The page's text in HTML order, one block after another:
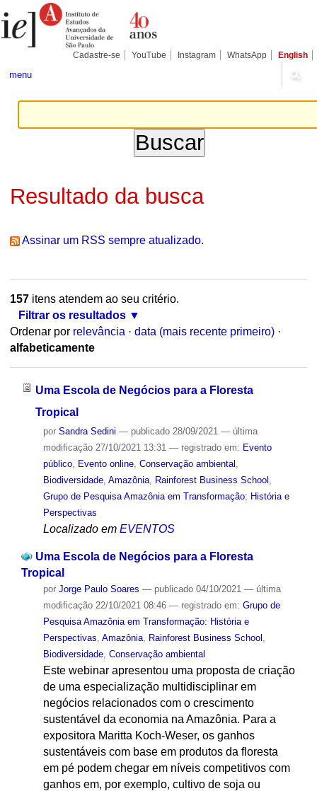
para
conteúdo.
Pessoais
Cadastre-se YouTube Instagram WhatsApp English
menu
Resultado da busca
Assinar um RSS sempre atualizado.
157itens atendem ao seu critério.
Filtrar os resultados
Ordenar por relevância · data (mais recente primeiro) ·
alfabeticamente
Uma Escola de Negócios para a Floresta
Tropical
por Sandra Sedini — publicado28/09/2021 — última
modificação27/10/2021 13:31 — registrado em: Evento
público, Evento online, Conservação ambiental
Biodiversidade, Amazônia, Rainforest Business School
Grupo de Pesquisa Amazônia em Transformação: História e
Perspectivas
Localizado em EVENTOS
Uma Escola de Negócios para a Floresta
Tropical
por Jorge Paulo Soares — publicado04/10/2021 — última
modificação22/10/2021 08:46 — registrado em: Grupo de
Pesquisa Amazônia em Transformação: História e
Perspectivas Amazônia, Rainforest Business School
Biodiversidade, Conservação ambiental
Este webinar apresentou uma proposta de criação
de uma especialização multidisciplinar em
negócios relacionados com o crescimento
sustentável da economia na Amazônia. Para a
expositora Maritta Koch-Weser, os ganhos
sustentáveis com base em produtos da floresta
em pé podem chegar em níveis competitivos com
ganhos em, por exemplo, cultivo de soja ou